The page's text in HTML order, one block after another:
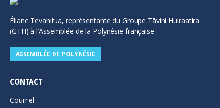
Éliane Tevahitua, représentante du Groupe Tāvini Huiraatira
(GTH) à l’Assemblée de la Polynésie française
ASSEMBLÉE DE POLYNÉSIE
CONTACT
Courriel :